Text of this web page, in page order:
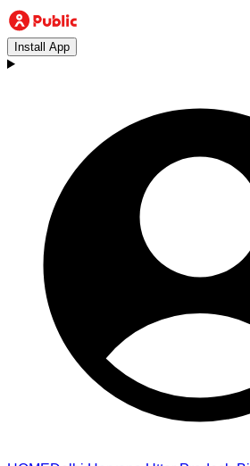
Install App